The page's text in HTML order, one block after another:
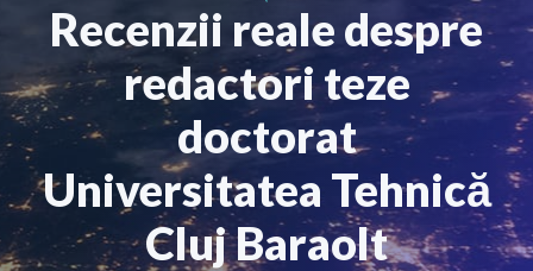
Recenzii reale despre
redactori teze
doctorat
Universitatea Tehnică
Cluj Baraolt